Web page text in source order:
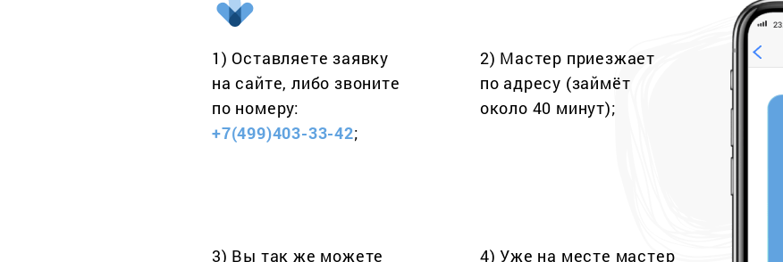
1) Оставляете заявку
на сайте, либо звоните
по номеру:
+7(499)403-33-42;
2) Мастер приезжает
по адресу (займёт
около 40 минут);
3) Вы так же можете
4) Уже на месте мастер